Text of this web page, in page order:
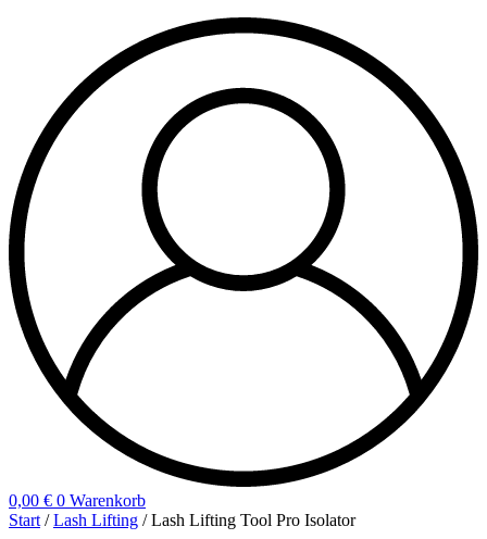
0,00 € 0 Warenkorb
Start /Lash Lifting / Lash Lifting Tool Pro Isolator